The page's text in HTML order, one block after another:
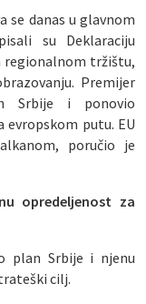
se danas u glavnom
su Deklaraciju
regionalnom tržištu,
Premijer
Srbije i ponovio
putu. EU
poručio je
opredeljenost za
plan Srbije i njenu
cilj.